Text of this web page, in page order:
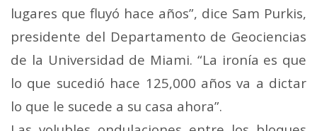
lugares que fluyó hace años”, dice Sam Purkis,
presidente del Departamento de Geociencias
de la Universidad de Miami. “La ironía es que
lo que sucedió hace 125,000 años va a dictar
lo que le sucede a su casa ahora”.